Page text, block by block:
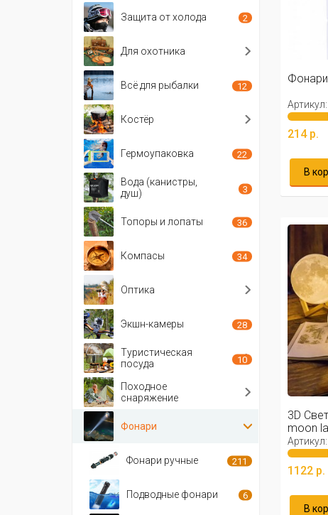
214 р.
В
3D
moon
1122 р.
В
Защита от холода 2
Для охотника
Всё для рыбалки 12
Костёр
Гермоупаковка 22
Вода (канистры,
душ)
3
Топоры и лопаты 36
Компасы 34
Оптика
Экшн-камеры 28
Туристическая
посуда
10
Походное
снаряжение
Фонари
Фонари ручные 211
Подводные фонари 6